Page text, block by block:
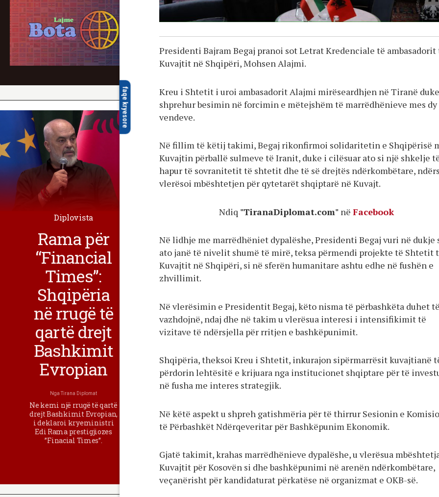
faqe kryesore
Presidenti Bajram Begaj pranoi sot Letrat Kredenciale të ambasadorit
Kuvajtit në Shqipëri, Mohsen Alajmi.
Kreu i Shtetit i uroi ambasadorit Alajmi mirëseardhjen në Tiranë duke
shprehur besimin në forcimin e mëtejshëm të marrëdhënieve mes dy
vendeve.
Në fillim të këtij takimi, Begaj rikonfirmoi solidaritetin e Shqipërisë
Kuvajtin përballë sulmeve të Iranit, duke i cilësuar ato si një shkelje
hapur të sovranitetit të shtetit dhe të së drejtës ndërkombëtare,
vlerësoi mbështetjen për qytetarët shqiptarë në Kuvajt.
Ndiq "TiranaDiplomat.com" në Facebook
Në lidhje me marrëdhëniet dypalëshe, Presidenti Begaj vuri në dukje
ato janë të nivelit shumë të mirë, teksa përmendi projekte të Shtetit
Kuvajtit në Shqipëri, si në sferën humanitare ashtu edhe në fushën e
zhvillimit.
Në vlerësimin e Presidentit Begaj, këto nisma të përbashkëta duhet të
vazhdojnë, ndaj dhe në takim u vlerësua interesi i intensifikimit të
vizitave të ndërsjella për rritjen e bashkëpunimit.
Shqipëria, theksoi Kreu i Shtetit, inkurajon sipërmarrësit kuvajtianë
përdorin lehtësitë e krijuara nga institucionet shqiptare për të
në fusha me interes strategjik.
Në këtë aspekt u shpreh gatishmëria për të thirrur Sesionin e
të Përbashkët Ndërqeveritar për Bashkëpunim Ekonomik.
Gjatë takimit, krahas marrëdhënieve dypalëshe, u vlerësua
Kuvajtit për Kosovën si dhe bashkëpunimi në arenën ndërkombëtare,
veçanërisht për kandidaturat përkatëse në organizmat e OKB-së.
Diplovista
Rama për
“Financial
Times”:
Shqipëria
në rrugë të
qartë drejt
Bashkimit
Evropian
NgaTirana Diplomat
Ne kemi një rrugë të qartë
drejt Bashkimit Evropian,
i deklaroi kryeministri
Edi Rama prestigjiozes
”Finacial Times”.